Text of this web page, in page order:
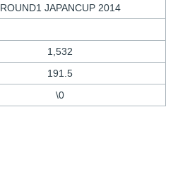
ROUND1 JAPANCUP 2014
1,532
191.5
\0